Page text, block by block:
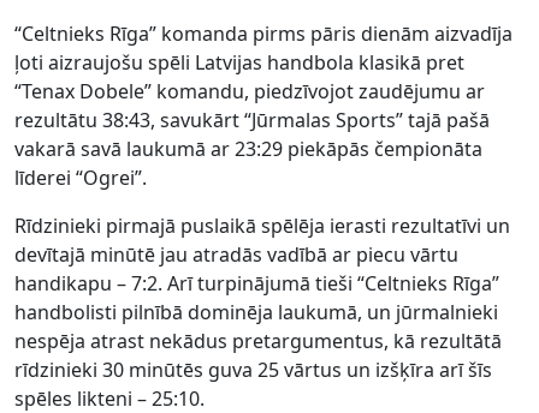
“Celtnieks Rīga” komanda pirms pāris dienām aizvadīja
ļoti aizraujošu spēli Latvijas handbola klasikā pret
“Tenax Dobele” komandu, piedzīvojot zaudējumu ar
rezultātu 38:43, savukārt “Jūrmalas Sports” tajā pašā
vakarā savā laukumā ar 23:29 piekāpās čempionāta
līderei “Ogrei”.
Rīdzinieki pirmajā puslaikā spēlēja ierasti rezultatīvi un
devītajā minūtē jau atradās vadībā ar piecu vārtu
handikapu – 7:2. Arī turpinājumā tieši “Celtnieks Rīga”
handbolisti pilnībā dominēja laukumā, un jūrmalnieki
nespēja atrast nekādus pretargumentus, kā rezultātā
rīdzinieki 30 minūtēs guva 25 vārtus un izšķīra arī šīs
spēles likteni – 25:10.